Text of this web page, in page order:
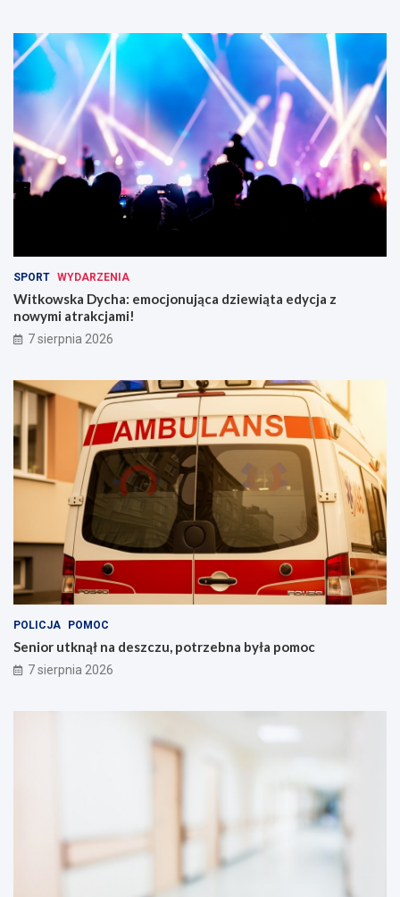
SPORT WYDARZENIA
Witkowska Dycha: emocjonująca dziewiąta edycja z
nowymi atrakcjami!
7 sierpnia 2026
POLICJA POMOC
Senior utknął na deszczu, potrzebna była pomoc
7 sierpnia 2026